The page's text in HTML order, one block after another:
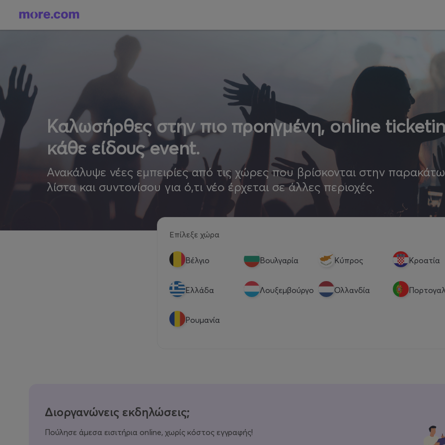
Καλωσήρθες στην πιο προηγμένη, online
κάθε είδους event.
Ανακάλυψε νέες εμπειρίες από τις χώρες που βρίσκονται στην παρακάτω
λίστα και συντονίσου για ό,τι νέο έρχεται σε άλλες περιοχές.
Επίλεξε χώρα
Βέλγιο Βουλγαρία Κύπρος Κροατία
Eλλάδα Λουξεμβούργο Ολλανδία
Ρουμανία
Διοργανώνεις εκδηλώσεις;
Πούλησε άμεσα εισιτήρια online, χωρίς κόστος εγγραφής!